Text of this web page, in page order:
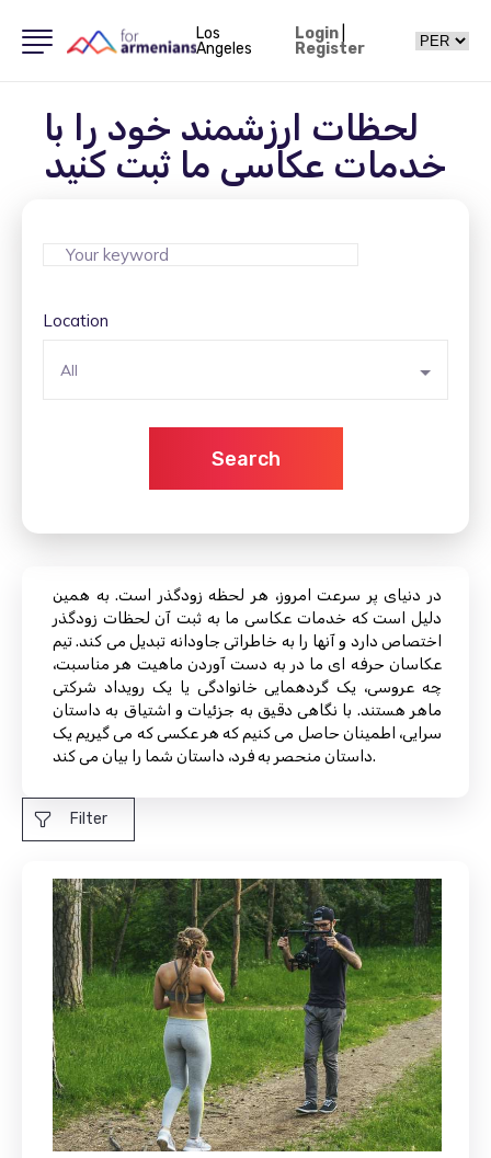
Los
Angeles
Login|
Register
لحظات ارزشمند خود را با
خدمات عکاسی ما ثبت کنید
Location
All
Search
در دنیای پر سرعت امروز، هر لحظه زودگذر است. به همین
دلیل است که خدمات عکاسی ما به ثبت آن لحظات زودگذر
اختصاص دارد و آنها را به خاطراتی جاودانه تبدیل می کند. تیم
عکاسان حرفه ای ما در به دست آوردن ماهیت هر مناسبت،
چه عروسی، یک گردهمایی خانوادگی یا یک رویداد شرکتی
ماهر هستند. با نگاهی دقیق به جزئیات و اشتیاق به داستان
سرایی، اطمینان حاصل می کنیم که هر عکسی که می گیریم یک
داستان منحصر به فرد، داستان شما را بیان می کند.
Filter